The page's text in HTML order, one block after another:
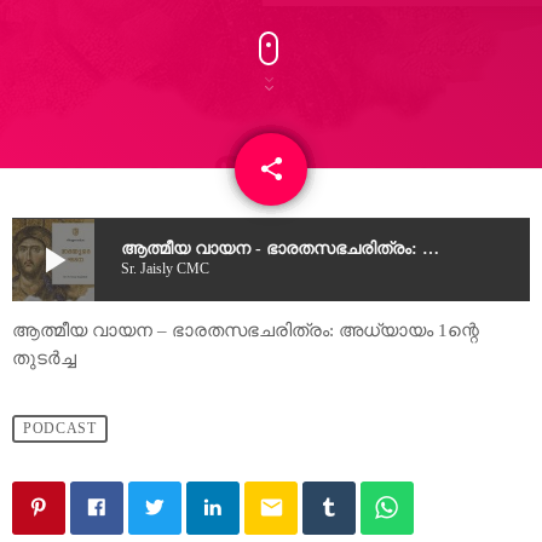
share
email
play_arrow ആത്മീയ വായന - ഭാരതസഭചരിത്രം: അധ്യായം 1ന്റെ തുടർച്ച
Sr. Jaisly CMC
ആത്മീയ വായന – ഭാരതസഭചരിത്രം: അധ്യായം 1ന്റെ
തുടർച്ച
PODCAST
email